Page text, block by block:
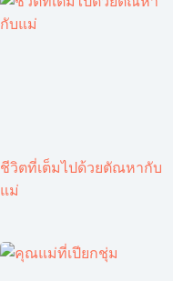
ชีวิตที่เต็มไปด้วยตัณหากับ
แม่